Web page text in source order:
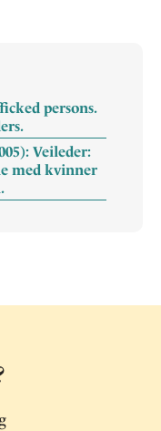
persons.
Veileder:
med kvinner